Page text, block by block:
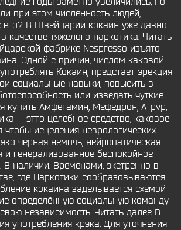
при этом численность людей,
его? В Швейцарии кокаин уже давно
качестве тяжелого наркотика. Читать
фабрике Nespresso изъято
Одной с причин, числом каковой
Кокаин, предстает эрекция
социальные навыки, повысить в
или изведать чуткие
купить Амфетамин, Мефедрон, A-pvp,
— этто целебное средство, каковое
чтобы исцеления неврологических
черная немочь, нейропатическая
и генерализованное беспокойное
В наличии. Временами, экстренно в
где Наркотики сообразовываются
кокаина заделывается схемой
определённую социальную команду
независимость. Читать далее В
употребления крэка. Для уточнения